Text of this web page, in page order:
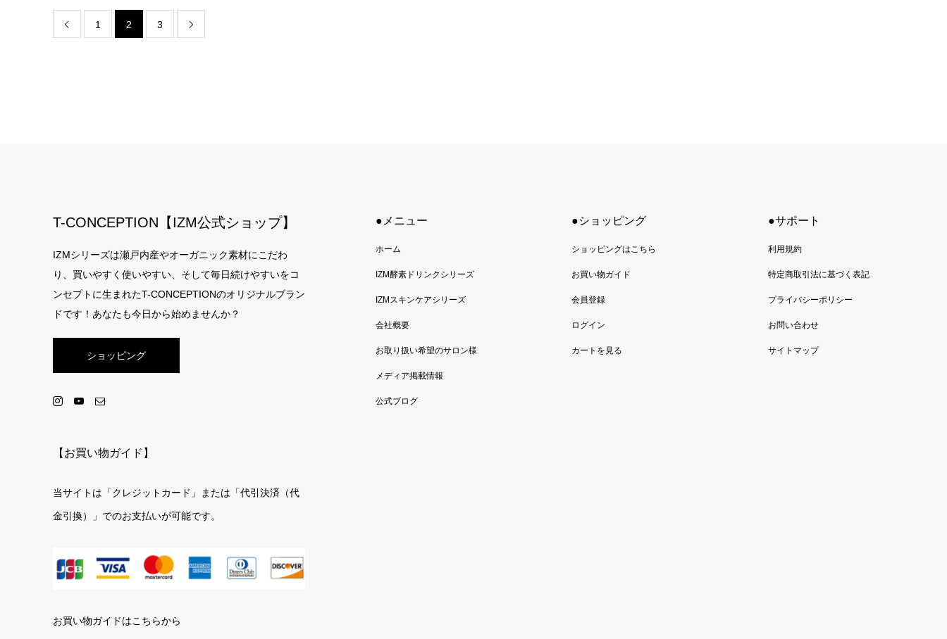
 1 2 3 
T-CONCEPTION【IZM公式ショップ】
IZMシリーズは瀬戸内産やオーガニック素材にこだわ
り、買いやすく使いやすい、そして毎日続けやすいをコ
ンセプトに生まれたT-CONCEPTIONのオリジナルブラン
ドです！あなたも今日から始めませんか？
ショッピング
●メニュー
ホーム
IZM酵素ドリンクシリーズ
IZMスキンケアシリーズ
会社概要
お取り扱い希望のサロン様
メディア掲載情報
公式ブログ
●ショッピング
ショッピングはこちら
お買い物ガイド
会員登録
ログイン
カートを見る
●サポート
利用規約
特定商取引法に基づく表記
プライバシーポリシー
お問い合わせ
サイトマップ
【お買い物ガイド】
当サイトは「クレジットカード」または「代引決済（代
金引換）」でのお支払いが可能です。
お買い物ガイドはこちらから